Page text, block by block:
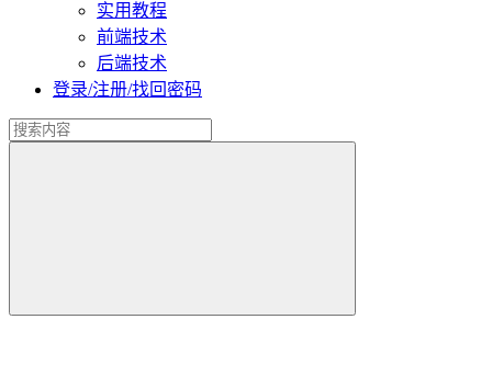
实用教程
前端技术
后端技术
登录/注册/找回密码